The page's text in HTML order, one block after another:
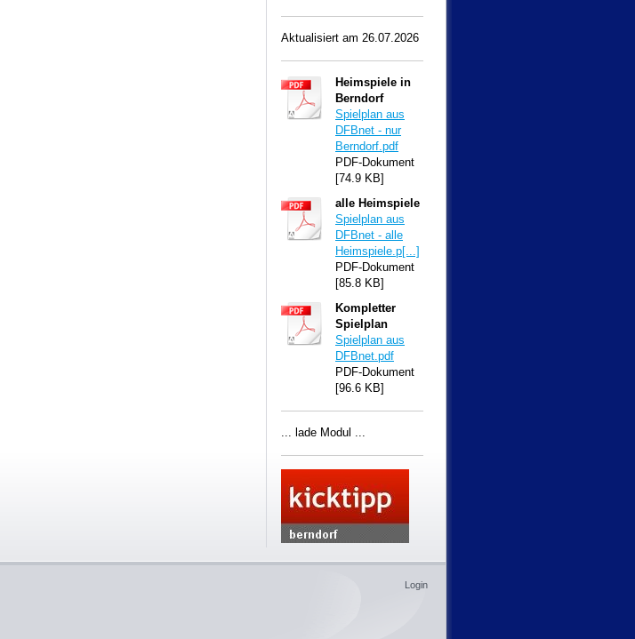
Aktualisiert am 26.07.2026
Heimspiele in
Berndorf
Spielplan aus
DFBnet - nur
Berndorf.pdf
PDF-Dokument
[74.9 KB]
alle Heimspiele
Spielplan aus
DFBnet - alle
Heimspiele.p[...]
PDF-Dokument
[85.8 KB]
Kompletter
Spielplan
Spielplan aus
DFBnet.pdf
PDF-Dokument
[96.6 KB]
... lade Modul ...
Login